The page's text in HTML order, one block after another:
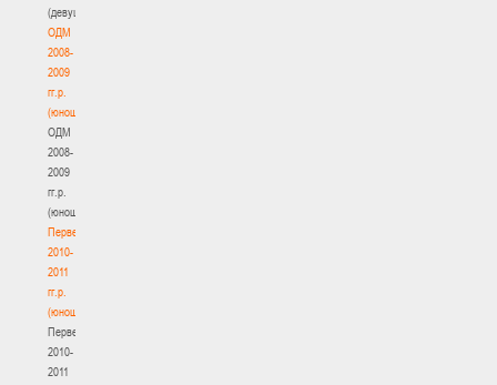
(девушки)
ОДМ
2008-
2009
гг.р.
(юноши)
ОДМ
2008-
2009
гг.р.
(юноши)
Первенство
2010-
2011
гг.р.
(юноши)
Первенство
2010-
2011